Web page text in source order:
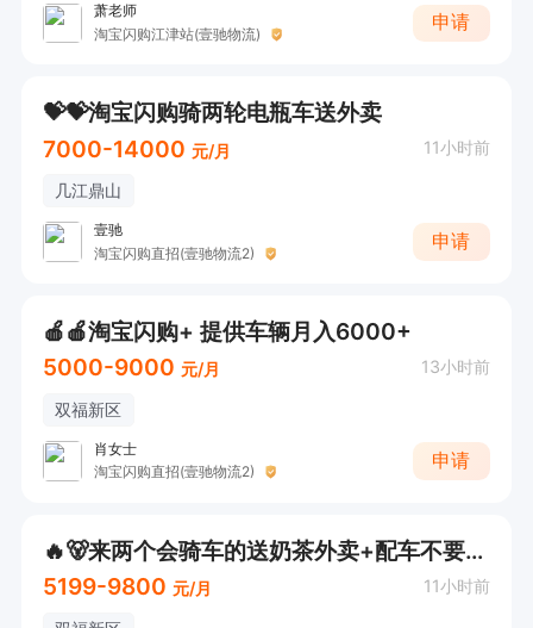
萧老师
淘宝闪购江津站(壹驰物流)
申请
💝💝淘宝闪购骑两轮电瓶车送外卖
7000-14000 元/月 11小时前
几江鼎山
壹驰
淘宝闪购直招(壹驰物流2)
申请
🍎🍎淘宝闪购+ 提供车辆月入6000+
5000-9000 元/月 13小时前
双福新区
肖女士
淘宝闪购直招(壹驰物流2)
申请
🔥🐻来两个会骑车的送奶茶外卖+配车不要驾照！江津+主城就近安排！
5199-9800 元/月 11小时前